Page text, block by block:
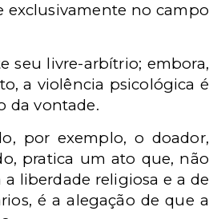
exclusivamente no campo
seu livre-arbítrio; embora,
a violência psicológica é
da vontade.
por exemplo, o doador,
pratica um ato que, não
liberdade religiosa e a de
é a alegação de que a